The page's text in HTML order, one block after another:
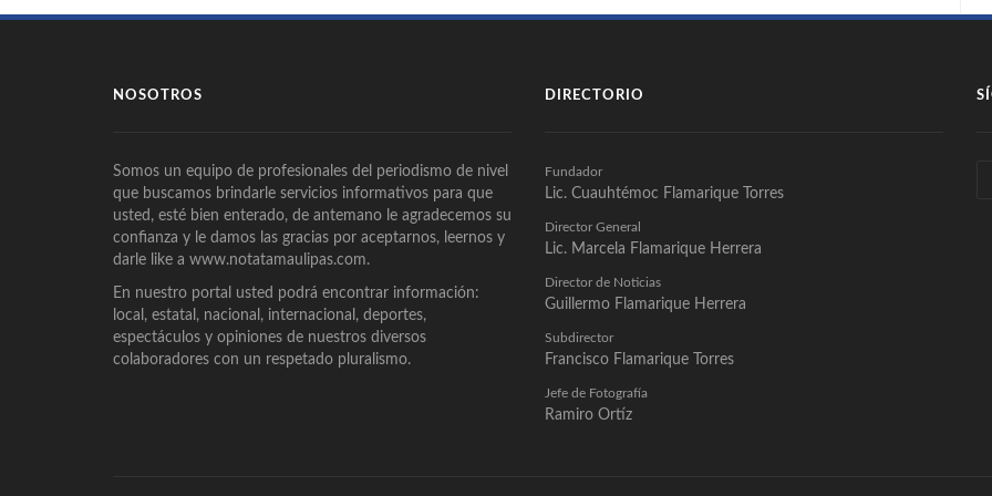
NOSOTROS
Somos un equipo de profesionales del periodismo de nivel
que buscamos brindarle servicios informativos para que
usted, esté bien enterado, de antemano le agradecemos su
confianza y le damos las gracias por aceptarnos, leernos y
darle like a www.notatamaulipas.com.
En nuestro portal usted podrá encontrar información:
local, estatal, nacional, internacional, deportes,
espectáculos y opiniones de nuestros diversos
colaboradores con un respetado pluralismo.
DIRECTORIO
Fundador
Lic. Cuauhtémoc Flamarique Torres
Director General
Lic. Marcela Flamarique Herrera
Director de Noticias
Guillermo Flamarique Herrera
Subdirector
Francisco Flamarique Torres
Jefe de Fotografía
Ramiro Ortíz